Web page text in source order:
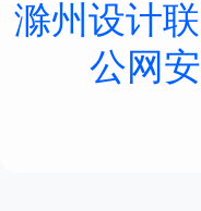
滁州设计
公网